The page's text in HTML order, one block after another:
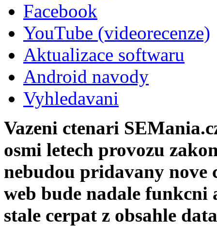
Facebook
YouTube (videorecenze)
Aktualizace softwaru
Android navody
Vyhledavani
Vazeni ctenari
osmi letech provozu
nebudou pridavany nove
web bude nadale funkcni
stale cerpat z obsahle